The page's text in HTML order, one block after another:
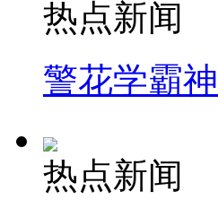
热点新闻
警花学霸
热点新闻